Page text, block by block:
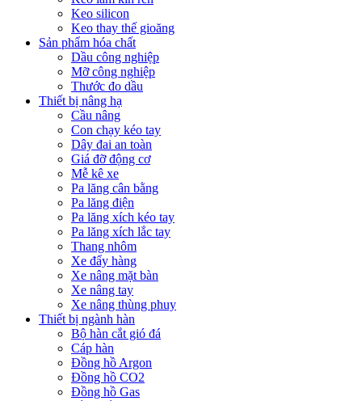
Keo silicon
Keo thay thế gioăng
Sản phẩm hóa chất
Dầu công nghiệp
Mỡ công nghiệp
Thước đo dầu
Thiết bị nâng hạ
Cầu nâng
Con chạy kéo tay
Dây đai an toàn
Giá đỡ động cơ
Mễ kê xe
Pa lăng cân bằng
Pa lăng điện
Pa lăng xích kéo tay
Pa lăng xích lắc tay
Thang nhôm
Xe đẩy hàng
Xe nâng mặt bàn
Xe nâng tay
Xe nâng thùng phuy
Thiết bị ngành hàn
Bộ hàn cắt gió đá
Cáp hàn
Đồng hồ Argon
Đồng hồ CO2
Đồng hồ Gas